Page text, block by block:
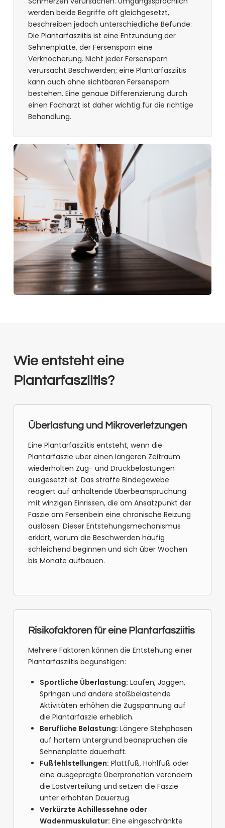
werden beide Begriffe oft gleichgesetzt,
beschreiben jedoch unterschiedliche Befunde:
Die Plantarfasziitis ist eine Entzündung der
Sehnenplatte, der Fersensporn eine
Verknöcherung. Nicht jeder Fersensporn
verursacht Beschwerden; eine Plantarfasziitis
kann auch ohne sichtbaren Fersensporn
bestehen. Eine genaue Differenzierung durch
einen Facharzt ist daher wichtig für die richtige
Behandlung.
Wie entsteht eine
Plantarfasziitis?
Überlastung und Mikroverletzungen
Eine Plantarfasziitis entsteht, wenn die
Plantarfaszie über einen längeren Zeitraum
wiederholten Zug- und Druckbelastungen
ausgesetzt ist. Das straffe Bindegewebe
reagiert auf anhaltende Überbeanspruchung
mit winzigen Einrissen, die am Ansatzpunkt der
Faszie am Fersenbein eine chronische Reizung
auslösen. Dieser Entstehungsmechanismus
erklärt, warum die Beschwerden häufig
schleichend beginnen und sich über Wochen
bis Monate aufbauen.
Risikofaktoren für eine Plantarfasziitis
Mehrere Faktoren können die Entstehung einer
Plantarfasziitis begünstigen:
Sportliche Überlastung: Laufen, Joggen,
Springen und andere stoßbelastende
Aktivitäten erhöhen die Zugspannung auf
die Plantarfaszie erheblich.
Berufliche Belastung: Längere Stehphasen
auf hartem Untergrund beanspruchen die
Sehnenplatte dauerhaft.
Fußfehlstellungen: Plattfuß, Hohlfuß oder
eine ausgeprägte Überpronation verändern
die Lastverteilung und setzen die Faszie
unter erhöhten Dauerzug.
Verkürzte Achillessehne oder
Wadenmuskulatur: Eine eingeschränkte